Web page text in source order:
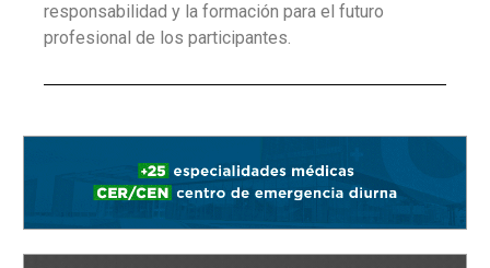
responsabilidad y la formación para el futuro
profesional de los participantes.